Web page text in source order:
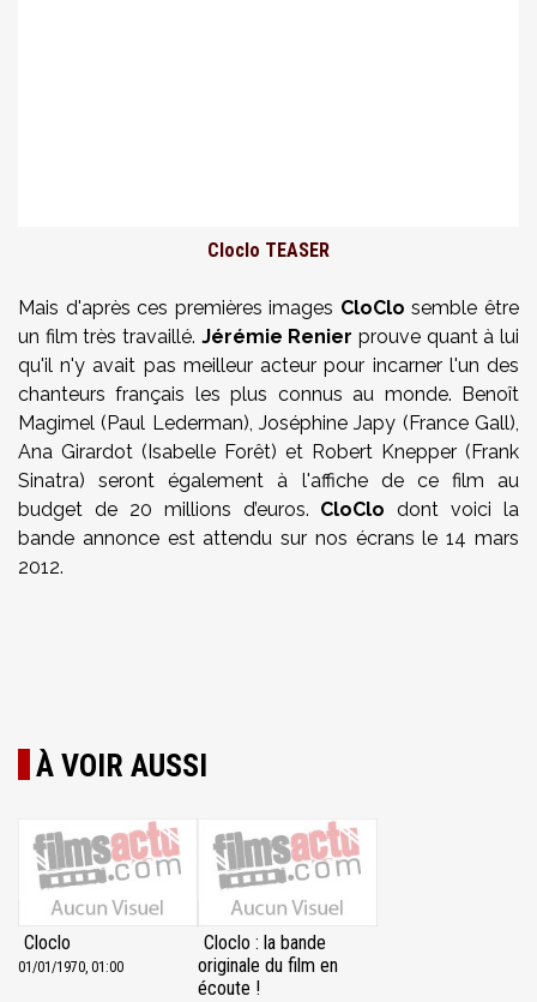
Cloclo TEASER
Mais d'après ces premières images CloClo semble être
un film très travaillé. Jérémie Renierprouve quant à lui
qu'il n'y avait pas meilleur acteur pour incarner l'un des
chanteurs français les plus connus au monde. Benoît
Magimel (Paul Lederman), Joséphine Japy (France Gall),
Ana Girardot (Isabelle Forêt) et Robert Knepper (Frank
Sinatra) seront également à l'affiche de ce film au
budget de 20 millions d’euros. CloClodont voici la
bande annonce est attendu sur nos écrans le 14 mars
2012.
À VOIR AUSSI
Cloclo
01/01/1970, 01:00
Cloclo : la bande
originale du film en
écoute !